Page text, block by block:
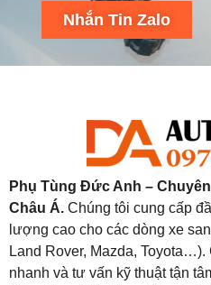
Nhắn Tin Zalo
Phụ Tùng Đức Anh –
Châu Á. Chúng tôi cung cấp
lượng cao cho các dòng xe
Land Rover, Mazda,
nhanh và tư vấn kỹ thuật tận